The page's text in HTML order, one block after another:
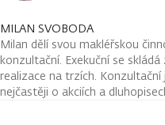
MILAN SVOBODA
Milan dělí svou makléřskou
konzultační. Exekuční se
realizace na trzích.
nejčastěji o akciích a